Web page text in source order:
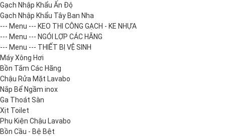
Gạch Nhập Khẩu Ấn Độ
Gạch Nhập Khẩu Tây Ban Nha
--- Menu --- KEO THI CÔNG GẠCH - KE NHỰA
--- Menu --- NGÓI LỢP CÁC HÃNG
--- Menu --- THIẾT BỊ VỆ SINH
Máy Xông Hơi
Bồn Tắm Các Hãng
Chậu Rửa Mặt Lavabo
Nắp Bể Ngầm inox
Ga Thoát Sàn
Xịt Toilet
Phụ Kiện Chậu Lavabo
Bồn Cầu - Bệ Bệt